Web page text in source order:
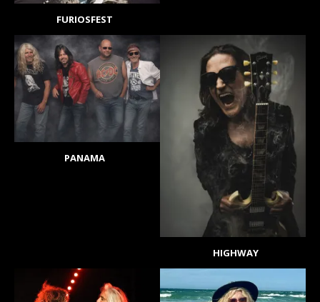
FURIOSFEST
PANAMA
HIGHWAY